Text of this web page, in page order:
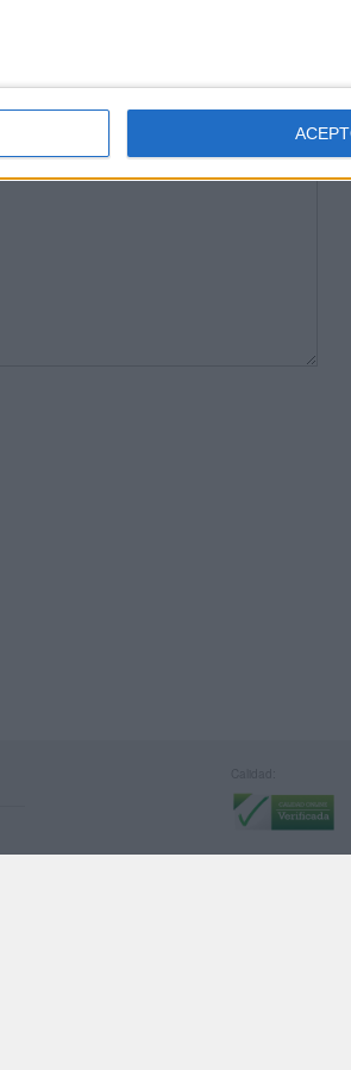
obligatorios están marcados con*